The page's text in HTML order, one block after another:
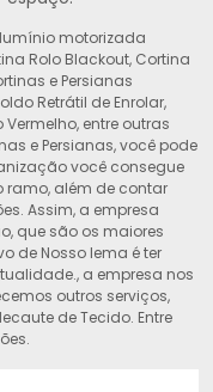
motorizada
Rolo Blackout, Cortina
e Persianas
Retrátil de Enrolar,
entre outras
e Persianas, você pode
você consegue
ramo, além de contar
Assim, a empresa
que são os maiores
de Nosso lema é ter
a empresa nos
outros serviços,
de Tecido. Entre